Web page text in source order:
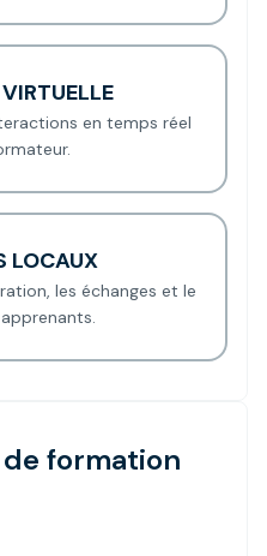
en temps réel
LOCAUX
les échanges et le
formation